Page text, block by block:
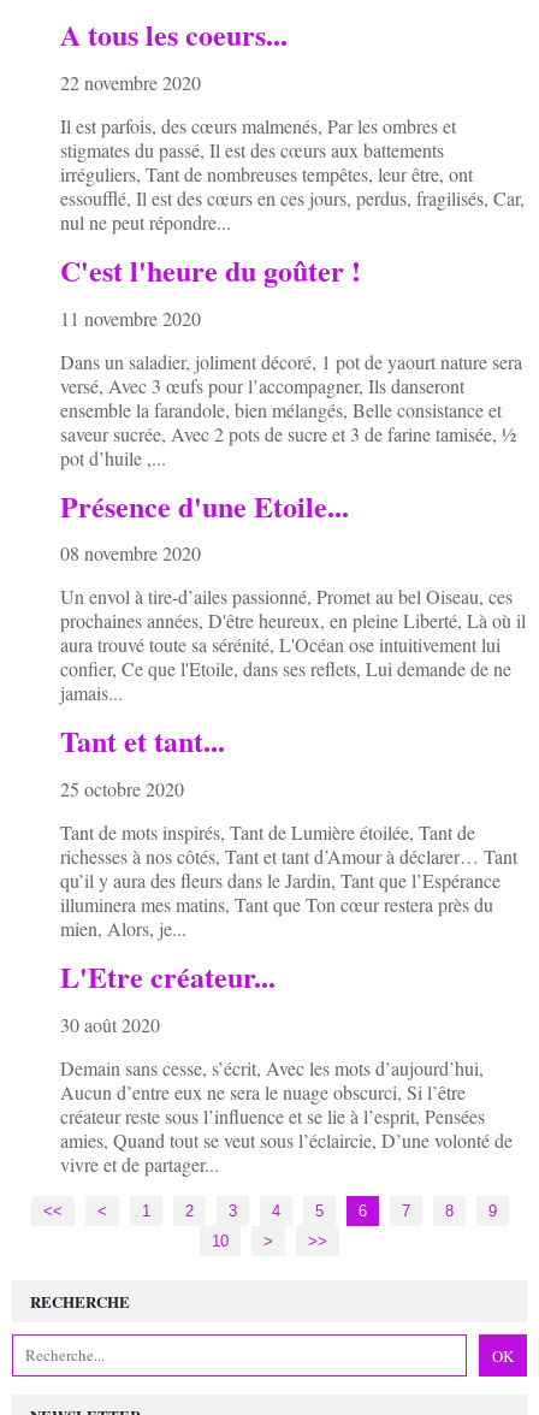
A tous les coeurs...
22 novembre 2020
Il est parfois, des cœurs malmenés, Par les ombres et
stigmates du passé, Il est des cœurs aux battements
irréguliers, Tant de nombreuses tempêtes, leur être, ont
essoufflé, Il est des cœurs en ces jours, perdus, fragilisés, Car,
nul ne peut répondre...
C'est l'heure du goûter !
11 novembre 2020
Dans un saladier, joliment décoré, 1 pot de yaourt nature sera
versé, Avec 3 œufs pour l’accompagner, Ils danseront
ensemble la farandole, bien mélangés, Belle consistance et
saveur sucrée, Avec 2 pots de sucre et 3 de farine tamisée, ½
pot d’huile ,...
Présence d'une Etoile...
08 novembre 2020
Un envol à tire-d’ailes passionné, Promet au bel Oiseau, ces
prochaines années, D'être heureux, en pleine Liberté, Là où il
aura trouvé toute sa sérénité, L'Océan ose intuitivement lui
confier, Ce que l'Etoile, dans ses reflets, Lui demande de ne
jamais...
Tant et tant...
25 octobre 2020
Tant de mots inspirés, Tant de Lumière étoilée, Tant de
richesses à nos côtés, Tant et tant d’Amour à déclarer… Tant
qu’il y aura des fleurs dans le Jardin, Tant que l’Espérance
illuminera mes matins, Tant que Ton cœur restera près du
mien, Alors, je...
L'Etre créateur...
30 août 2020
Demain sans cesse, s’écrit, Avec les mots d’aujourd’hui,
Aucun d’entre eux ne sera le nuage obscurci, Si l’être
créateur reste sous l’influence et se lie à l’esprit, Pensées
amies, Quand tout se veut sous l’éclaircie, D’une volonté de
vivre et de partager...
<< < 1 2 3 4 5 6 7 8
9
10
20
30
> >>
RECHERCHE